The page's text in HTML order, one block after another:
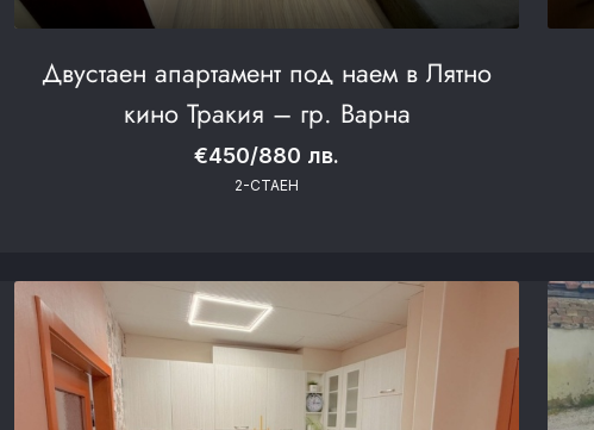
Двустаен апартамент под наем в Лятно
кино Тракия – гр. Варна
€450/880 лв.
2-СТАЕН